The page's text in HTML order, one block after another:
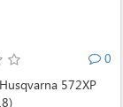
0
572XP